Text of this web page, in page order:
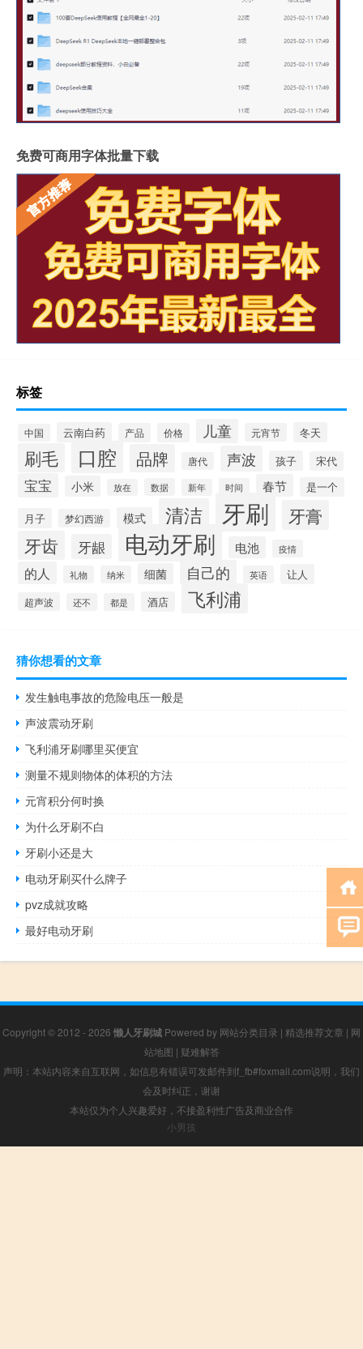
免费可商用字体批量下载
标签
中国 云南白药 产品 价格 儿童 元宵节 冬天
刷毛 口腔 品牌 唐代 声波 孩子 宋代
宝宝 小米 放在 数据 新年 时间 春节 是一个
月子 梦幻西游 模式 清洁 牙刷 牙膏
牙齿 牙龈 电动牙刷 电池 疫情
的人 礼物 纳米 细菌 自己的 英语 让人
超声波 还不 都是 酒店 飞利浦
猜你想看的文章
发生触电事故的危险电压一般是
声波震动牙刷
飞利浦牙刷哪里买便宜
测量不规则物体的体积的方法
元宵积分何时换
为什么牙刷不白
牙刷小还是大
电动牙刷买什么牌子
pvz成就攻略
最好电动牙刷
Copyright © 2012 - 2026 懒人牙刷城 Powered by 网站分类目录 | 精选推荐文章 | 网
站地图 | 疑难解答
声明：本站内容来自互联网，如信息有错误可发邮件到f_fb#foxmail.com说明，我们
会及时纠正，谢谢
本站仅为个人兴趣爱好，不接盈利性广告及商业合作
小男孩